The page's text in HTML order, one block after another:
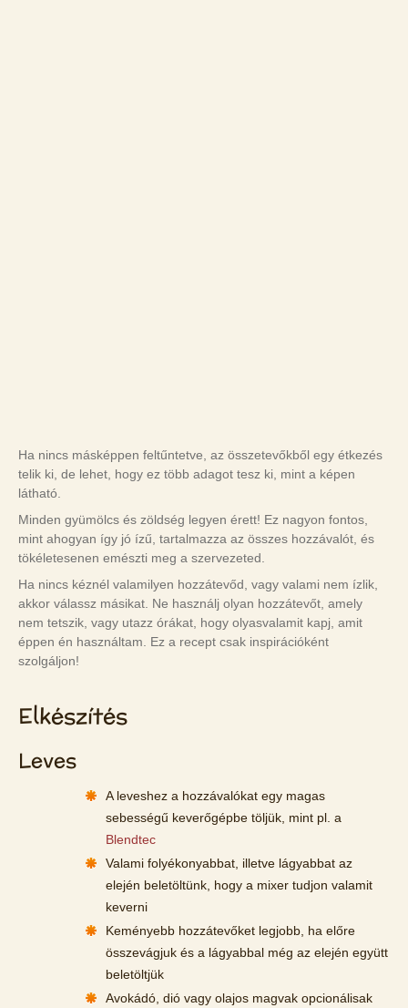
Ha nincs másképpen feltűntetve, az összetevőkből egy étkezés
telik ki, de lehet, hogy ez több adagot tesz ki, mint a képen
látható.
Minden gyümölcs és zöldség legyen érett! Ez nagyon fontos,
mint ahogyan így jó ízű, tartalmazza az összes hozzávalót, és
tökéletesenen emészti meg a szervezeted.
Ha nincs kéznél valamilyen hozzátevőd, vagy valami nem ízlik,
akkor válassz másikat. Ne használj olyan hozzátevőt, amely
nem tetszik, vagy utazz órákat, hogy olyasvalamit kapj, amit
éppen én használtam. Ez a recept csak inspirációként
szolgáljon!
Elkészítés
Leves
A leveshez a hozzávalókat egy magas
sebességű keverőgépbe töljük, mint pl. a
Blendtec
Valami folyékonyabbat, illetve lágyabbat az
elején beletöltünk, hogy a mixer tudjon valamit
keverni
Keményebb hozzátevőket legjobb, ha előre
összevágjuk és a lágyabbal még az elején együtt
beletöltjük
Avokádó, dió vagy olajos magvak opcionálisak